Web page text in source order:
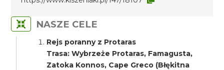
NASZE CELE
Rejs poranny z Protaras
Trasa: Wybrzeże Protaras, Famagusta,
Zatoka Konnos, Cape Greco (Błękitna